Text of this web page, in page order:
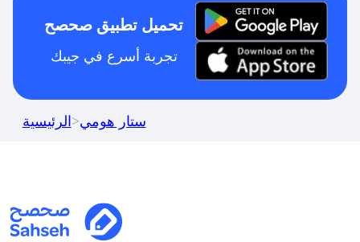
تحميل تطبيق صحصح
تجربة أسرع في جيبك
الرئيسية>ستار هومي